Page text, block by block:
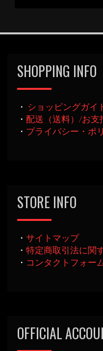
SHOPPING INFO
・ ショッピングガイ
・ 配送（送料）/お支
・ プライバシー・ポ
STORE INFO
・ サイトマップ
・ 特定商取引法に関
・ コンタクトフォー
OFFICIAL